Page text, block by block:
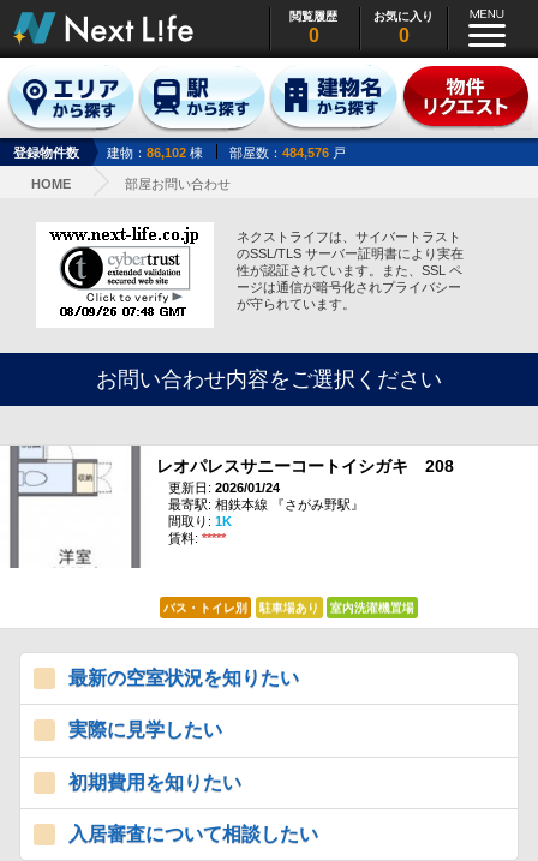
閲覧履歴
0
お気に入り
0
登録物件数 建物： 86,102 棟 部屋数： 484,576 戸
HOME 部屋お問い合わせ
ネクストライフは、サイバートラスト
のSSL/TLS サーバー証明書により実在
性が認証されています。また、SSL ペ
ージは通信が暗号化されプライバシー
が守られています。
お問い合わせ内容をご選択ください
レオパレスサニーコートイシガキ 208
更新日: 2026/01/24
最寄駅: 相鉄本線 『さがみ野駅』
間取り: 1K
賃料: *****
バス・トイレ別 駐車場あり 室内洗濯機置場
最新の空室状況を知りたい
実際に見学したい
初期費用を知りたい
入居審査について相談したい